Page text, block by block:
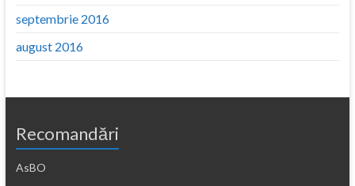
septembrie 2016
august 2016
Recomandări
AsBO